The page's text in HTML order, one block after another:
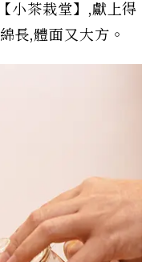
小茶栽堂】,獻上得
長,體面又大方。